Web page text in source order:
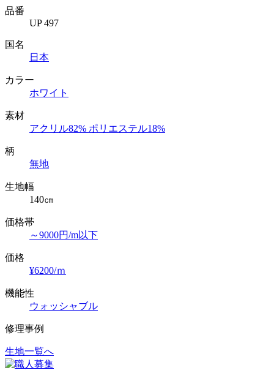
品番
UP 497
国名
日本
カラー
ホワイト
素材
アクリル82% ポリエステル18%
柄
無地
生地幅
140㎝
価格帯
～9000円/m以下
価格
¥6200/ｍ
機能性
ウォッシャブル
修理事例
投
生地一覧へ